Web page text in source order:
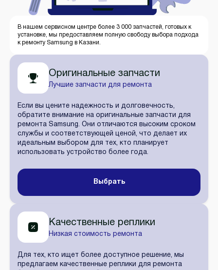
В нашем сервисном центре более 3 000 запчастей, готовых к
установке, мы предоставляем полную свободу выбора подхода
к ремонту Samsung в Казани.
Оригинальные запчасти
Лучшие запчасти для ремонта
Если вы цените надежность и долговечность,
обратите внимание на оригинальные запчасти для
ремонта Samsung. Они отличаются высоким сроком
службы и соответствующей ценой, что делает их
идеальным выбором для тех, кто планирует
использовать устройство более года.
Выбрать
Качественные реплики
Низкая стоимость ремонта
Для тех, кто ищет более доступное решение, мы
предлагаем качественные реплики для ремонта